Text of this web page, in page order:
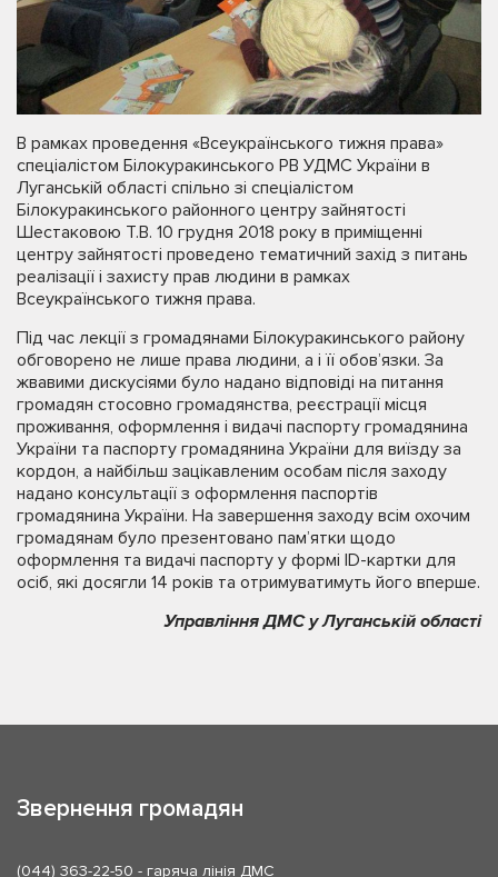
В рамках проведення «Всеукраїнського тижня права»
спеціалістом Білокуракинського РВ УДМС України в
Луганській області спільно зі спеціалістом
Білокуракинського районного центру зайнятості
Шестаковою Т.В. 10 грудня 2018 року в приміщенні
центру зайнятості проведено тематичний захід з питань
реалізації і захисту прав людини в рамках
Всеукраїнського тижня права.
Під час лекції з громадянами Білокуракинського району
обговорено не лише права людини, а і її обов’язки. За
жвавими дискусіями було надано відповіді на питання
громадян стосовно громадянства, реєстрації місця
проживання, оформлення і видачі паспорту громадянина
України та паспорту громадянина України для виїзду за
кордон, а найбільш зацікавленим особам після заходу
надано консультації з оформлення паспортів
громадянина України. На завершення заходу всім охочим
громадянам було презентовано пам’ятки щодо
оформлення та видачі паспорту у формі ID-картки для
осіб, які досягли 14 років та отримуватимуть його вперше.
Управління ДМС у Луганській області
Звернення громадян
(044) 363-22-50 - гаряча лінія ДМС